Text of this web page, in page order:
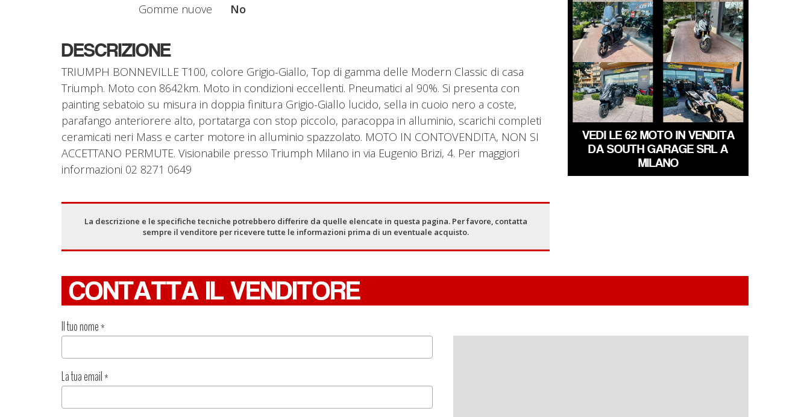
Gomme nuove
No
DESCRIZIONE
TRIUMPH BONNEVILLE T100, colore Grigio-Giallo, Top di gamma delle Modern Classic di casa
Triumph. Moto con 8642km. Moto in condizioni eccellenti. Pneumatici al 90%. Si presenta con
painting sebatoio su misura in doppia finitura Grigio-Giallo lucido, sella in cuoio nero a coste,
parafango anteriorere alto, portatarga con stop piccolo, paracoppa in alluminio, scarichi completi
ceramicati neri Mass e carter motore in alluminio spazzolato. MOTO IN CONTOVENDITA, NON SI
ACCETTANO PERMUTE. Visionabile presso Triumph Milano in via Eugenio Brizi, 4. Per maggiori
informazioni 02 8271 0649
La descrizione e le specifiche tecniche potrebbero differire da quelle elencate in questa pagina. Per favore, contatta
sempre il venditore per ricevere tutte le informazioni prima di un eventuale acquisto.
PEUGEOT TWEET
€ 2.390 €
HONDA X-ADV
€ 8.990 €
SYM MAXSYM-TL
€ 5.450 €
HONDA X-ADV
€ 10.250 €
VEDI LE 62 MOTO IN VENDITA
DA SOUTH GARAGE SRL A
MILANO
CONTATTA IL VENDITORE
Il tuo nome*
La tua email*